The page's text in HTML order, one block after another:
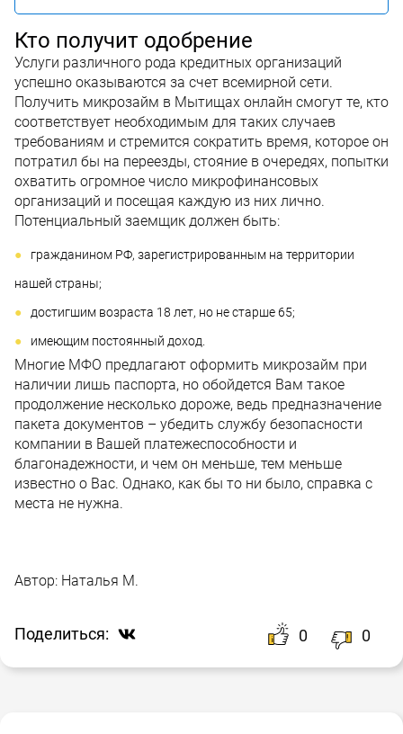
Кто получит одобрение
Услуги различного рода кредитных организаций
успешно оказываются за счет всемирной сети.
Получить микрозайм в Мытищах онлайн смогут те, кто
соответствует необходимым для таких случаев
требованиям и стремится сократить время, которое он
потратил бы на переезды, стояние в очередях, попытки
охватить огромное число микрофинансовых
организаций и посещая каждую из них лично.
Потенциальный заемщик должен быть:
гражданином РФ, зарегистрированным на территории
нашей страны;
достигшим возраста 18 лет, но не старше 65;
имеющим постоянный доход.
Многие МФО предлагают оформить микрозайм при
наличии лишь паспорта, но обойдется Вам такое
продолжение несколько дороже, ведь предназначение
пакета документов – убедить службу безопасности
компании в Вашей платежеспособности и
благонадежности, и чем он меньше, тем меньше
известно о Вас. Однако, как бы то ни было, справка с
места не нужна.
Автор: Наталья М.
Поделиться: 0 0